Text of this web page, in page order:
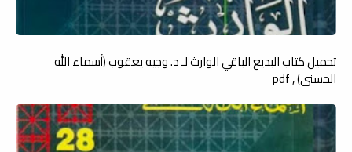
تحميل كتاب البديع الباقي الوارث لـ د. وجيه يعقوب (أسماء الله
الحسنى) , pdf